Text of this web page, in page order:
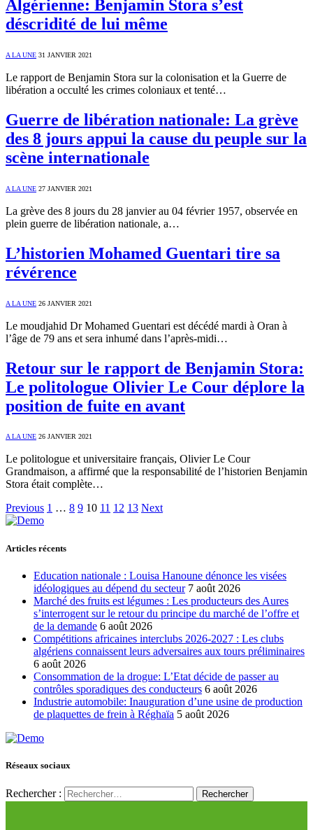
Algérienne: Benjamin Stora s’est
déscridité de lui même
A LA UNE 31 JANVIER 2021
Le rapport de Benjamin Stora sur la colonisation et la Guerre de
libération a occulté les crimes coloniaux et tenté…
Guerre de libération nationale: La grève
des 8 jours appui la cause du peuple sur la
scène internationale
A LA UNE 27 JANVIER 2021
La grève des 8 jours du 28 janvier au 04 février 1957, observée en
plein guerre de libération nationale, a…
L’historien Mohamed Guentari tire sa
révérence
A LA UNE 26 JANVIER 2021
Le moudjahid Dr Mohamed Guentari est décédé mardi à Oran à
l’âge de 79 ans et sera inhumé dans l’après-midi…
Retour sur le rapport de Benjamin Stora:
Le politologue Olivier Le Cour déplore la
position de fuite en avant
A LA UNE 26 JANVIER 2021
Le politologue et universitaire français, Olivier Le Cour
Grandmaison, a affirmé que la responsabilité de l’historien Benjamin
Stora était complète…
Previous 1 … 8 9 10 11 12 13 Next
Articles récents
Education nationale : Louisa Hanoune dénonce les visées
idéologiques au dépend du secteur 7 août 2026
Marché des fruits est légumes : Les producteurs des Aures
s’interrogent sur le retour du principe du marché de l’offre et
de la demande 6 août 2026
Compétitions africaines interclubs 2026-2027 : Les clubs
algériens connaissent leurs adversaires aux tours préliminaires
6 août 2026
Consommation de la drogue: L’Etat décide de passer au
contrôles sporadiques des conducteurs 6 août 2026
Industrie automobile: Inauguration d’une usine de production
de plaquettes de frein à Réghaïa 5 août 2026
Réseaux sociaux
Rechercher :